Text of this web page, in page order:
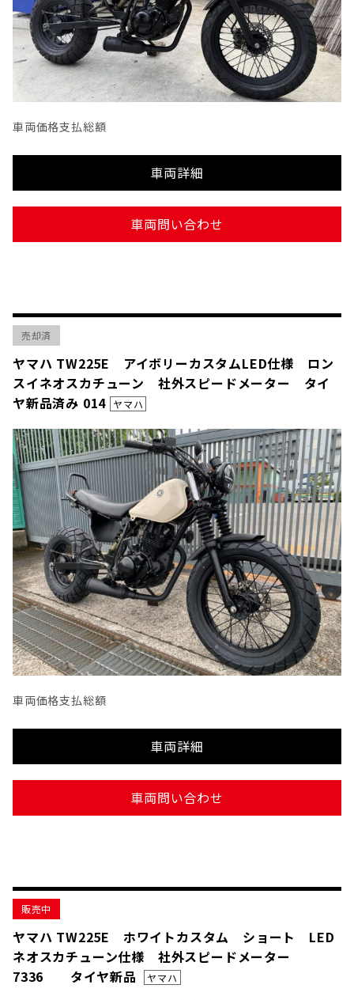
車両価格支払総額
車両詳細
車両問い合わせ
売却済
ヤマハ TW225E アイボリーカスタムLED仕様 ロン
スイネオスカチューン 社外スピードメーター タイ
ヤ新品済み 014 ヤマハ
車両価格支払総額
車両詳細
車両問い合わせ
販売中
ヤマハ TW225E ホワイトカスタム ショート LED
ネオスカチューン仕様 社外スピードメーター
7336 タイヤ新品 ヤマハ